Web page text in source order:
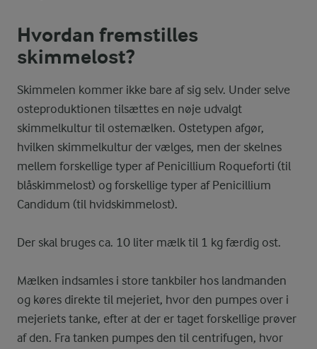
Hvordan fremstilles
skimmelost?
Skimmelen kommer ikke bare af sig selv. Under selve
osteproduktionen tilsættes en nøje udvalgt
skimmelkultur til ostemælken. Ostetypen afgør,
hvilken skimmelkultur der vælges, men der skelnes
mellem forskellige typer af Penicillium Roqueforti (til
blåskimmelost) og forskellige typer af Penicillium
Candidum (til hvidskimmelost).
Der skal bruges ca. 10 liter mælk til 1 kg færdig ost.
Mælken indsamles i store tankbiler hos landmanden
og køres direkte til mejeriet, hvor den pumpes over i
mejeriets tanke, efter at der er taget forskellige prøver
af den. Fra tanken pumpes den til centrifugen, hvor